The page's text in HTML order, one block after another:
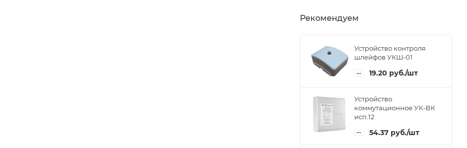
Рекомендуем
Устройство контроля
шлейфов УКШ-01
19.20 руб./шт
Устройство
коммутационное УК-ВК
исп.12
54.37 руб./шт